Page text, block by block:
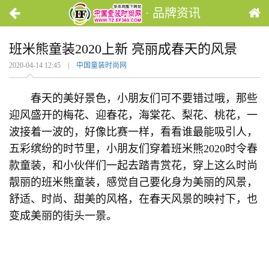
· 品牌资讯
班米熊童装2020上新 亮丽成春天的风景
2020-04-14 12:45 | 中国童装时尚网
春天的美好景色，小朋友们可不要错过哦，那些
迎风盛开的梅花、迎春花，海棠花、梨花、桃花，一
波接着一波的，好像比赛一样，看看谁最能吸引人，
五彩缤纷的时节里，小朋友们穿着班米熊2020时令春
款童装，和小伙伴们一起去踏青赏花，穿上这么时尚
靓丽的班米熊童装，感觉自己要化身为美丽的风景，
舒适、时尚、甜美的风格，在春天风景的映衬下，也
变成美丽的街头一景。